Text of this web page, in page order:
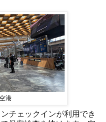
港
チェックインが利用でき